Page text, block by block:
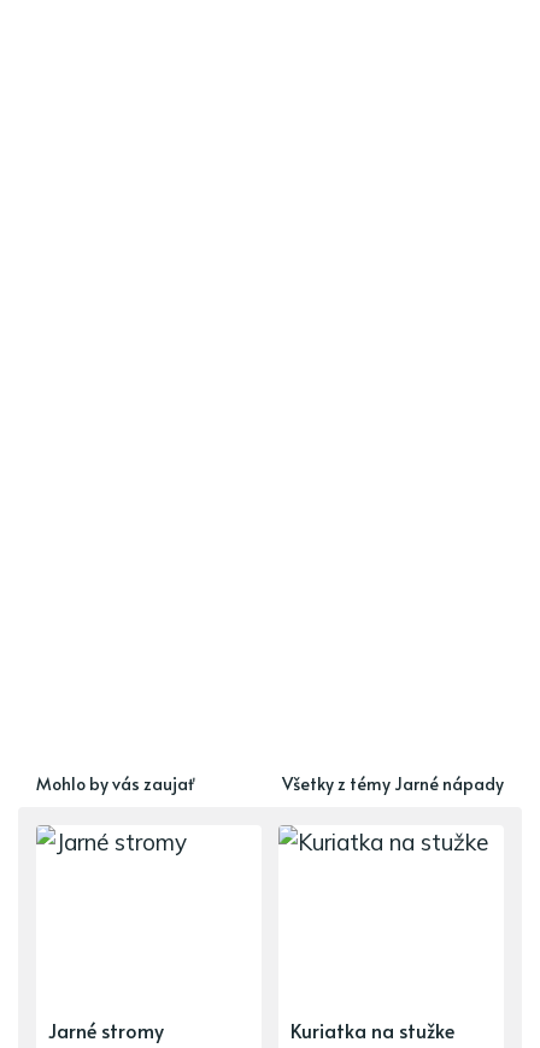
Mohlo by vás zaujať Všetky z témy Jarné nápady
Jarné stromy Kuriatka na stužke